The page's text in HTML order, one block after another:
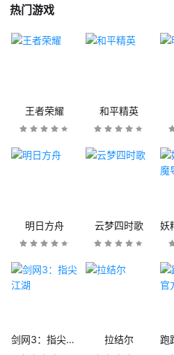
热门游戏
王者荣耀 和平精英
明日方舟 云梦四时歌
剑网3：指尖江湖 拉结尔